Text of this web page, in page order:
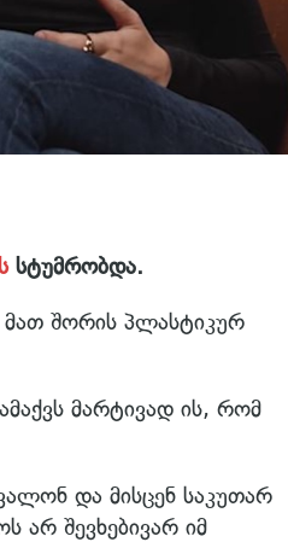
სტუმრობდა.
მათ შორის პლასტიკურ
მარტივად ის, რომ
და მისცენ საკუთარ
არ შევხებივარ იმ